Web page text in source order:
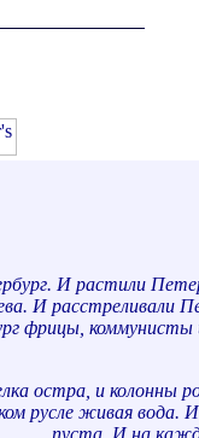
И растили
И расстреливали
фрицы,
остра, и колонны
русле живая вода.
пуста. И на